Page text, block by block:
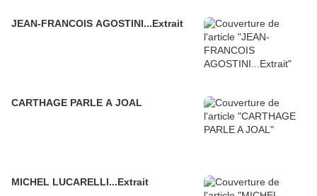
JEAN-FRANCOIS AGOSTINI...Extrait
CARTHAGE PARLE A JOAL
MICHEL LUCARELLI...Extrait